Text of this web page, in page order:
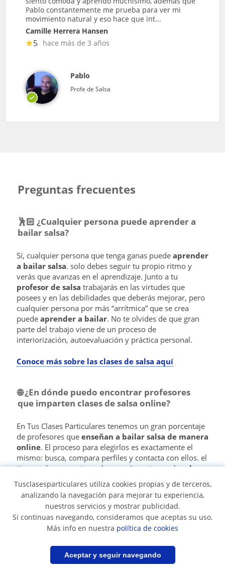
Guardar búsqueda
Pablo constantemente me prueba para ver mi
movimiento natural y eso hace que int...
Camille Herrera Hansen
5 hace más de 3 años
Pablo
Profe de Salsa
Preguntas frecuentes
🕺🏻 ¿Cualquier persona puede aprender a
bailar salsa?
Sí, cualquier persona que tenga ganas puede aprender
a bailar salsa. solo debes seguir tu propio ritmo y
verás que avanzas en el aprendizaje. Junto a tu
profesor de salsa trabajarás en las virtudes que
posees y en las debilidades que deberás mejorar, pero
cualquier persona por más “arrítmica” que se crea
puede aprender a bailar. No te olvides de que gran
parte del trabajo viene de un proceso de
interiorización, autoevaluación y práctica personal.
Conoce más sobre las clases de salsa aquí
🌐 ¿En dónde puedo encontrar profesores
que imparten clases de salsa online?
En Tus Clases Particulares tenemos un gran porcentaje
de profesores que enseñan a bailar salsa de manera
online. El proceso para elegirlos es exactamente el
mismo: busca, compara perfiles y contacta con ellos. el
tiempo de respuesta suele ser más corto que lasclases
de salsa en academiaso a domicilio.
❓ ¿Qué debo tener en cuenta para elegir a
mi profesor particular de salsa?
El primer paso es tener claro lo que quieres:clases a
clases virtuales,clases por parejas
Cada persona es diferente por lo tanto, tiene unas
Tusclasesparticulares utiliza cookies propias y de terceros,
analizando la navegación para mejorar tu experiencia,
nuestros servicios y mostrar publicidad.
Si continuas navegando, consideramos que aceptas su uso.
Más info en nuestra política de cookies
Aceptar y seguir navegando